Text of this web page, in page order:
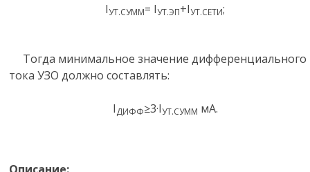
IУТ.СУММ= IУТ.ЭП+IУТ.СЕТИ;
Тогда минимальное значение дифференциального
тока УЗО должно составлять:
IДИФФ≥3·IУТ.СУММ мА.